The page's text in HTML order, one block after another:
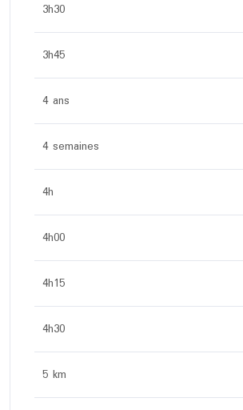
3h30
3h45
4 ans
4 semaines
4h
4h00
4h15
4h30
5 km